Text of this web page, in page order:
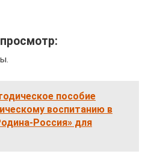
пособие
воспитанию в
Россия» для